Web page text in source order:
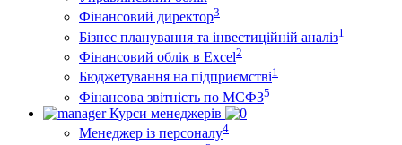
Фінансовий директор3
Бізнес планування та інвестиційній аналіз1
Фінансовий облiк в Excel2
Бюджетування на підприємстві1
Фінансова звітність по МСФЗ5
Курси менеджерів
Менеджер із персоналу4